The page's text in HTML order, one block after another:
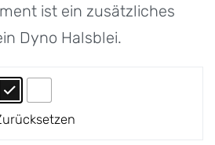
ist ein zusätzliches
Dyno Halsblei.